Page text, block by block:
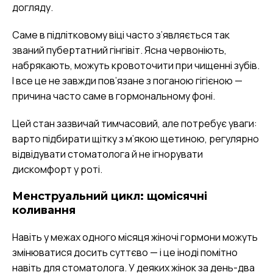
догляду.
Саме в підлітковому віці часто з’являється так
званий пубертатний гінгівіт. Ясна червоніють,
набрякають, можуть кровоточити при чищенні зубів.
І все це не завжди пов’язане з поганою гігієною —
причина часто саме в гормональному фоні.
Цей стан зазвичай тимчасовий, але потребує уваги:
варто підбирати щітку з м’якою щетиною, регулярно
відвідувати стоматолога й не ігнорувати
дискомфорт у роті.
Менструальний цикл: щомісячні
коливання
Навіть у межах одного місяця жіночі гормони можуть
змінюватися досить суттєво — і це іноді помітно
навіть для стоматолога. У деяких жінок за день-два